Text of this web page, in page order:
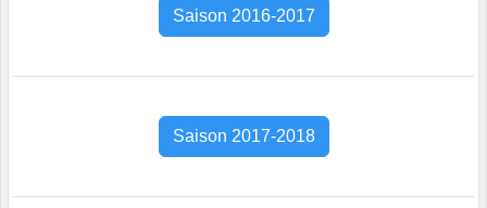
Saison 2016-2017
Saison 2017-2018